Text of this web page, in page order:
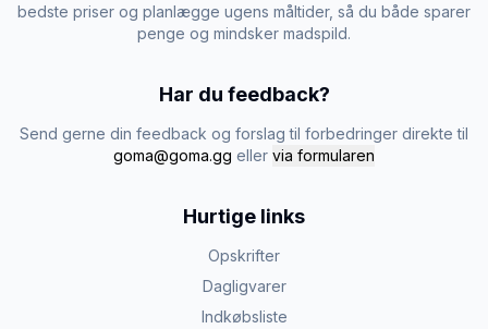
bedste priser og planlægge ugens måltider, så du både sparer
penge og mindsker madspild.
Har du feedback?
Send gerne din feedback og forslag til forbedringer direkte til
goma@goma.gg eller via formularen
Hurtige links
Opskrifter
Dagligvarer
Indkøbsliste